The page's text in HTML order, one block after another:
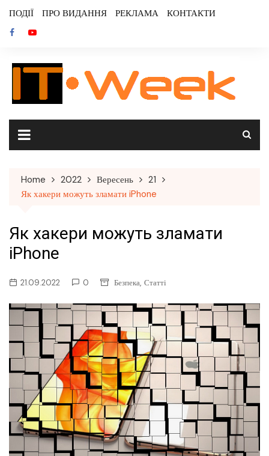
content
ПОДІЇ ПРО ВИДАННЯ РЕКЛАМА КОНТАКТИ
Home 2022 Вересень
21
Як хакери можуть зламати iPhone
Як хакери можуть зламати
iPhone
21.09.2022 0 Безпека, Статті